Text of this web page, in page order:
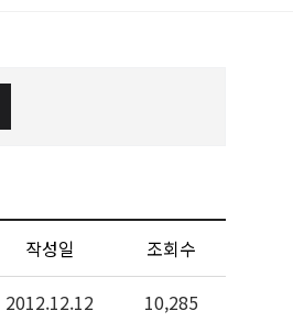
작성일 조회수
2012.12.12
10,285